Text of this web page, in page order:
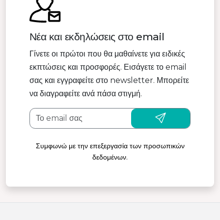
Νέα και εκδηλώσεις στο email
Γίνετε οι πρώτοι που θα μαθαίνετε για ειδικές
εκπτώσεις και προσφορές. Εισάγετε το email
σας και εγγραφείτε στο newsletter. Μπορείτε
να διαγραφείτε ανά πάσα στιγμή.
Συμφωνώ με την επεξεργασία των προσωπικών
δεδομένων.